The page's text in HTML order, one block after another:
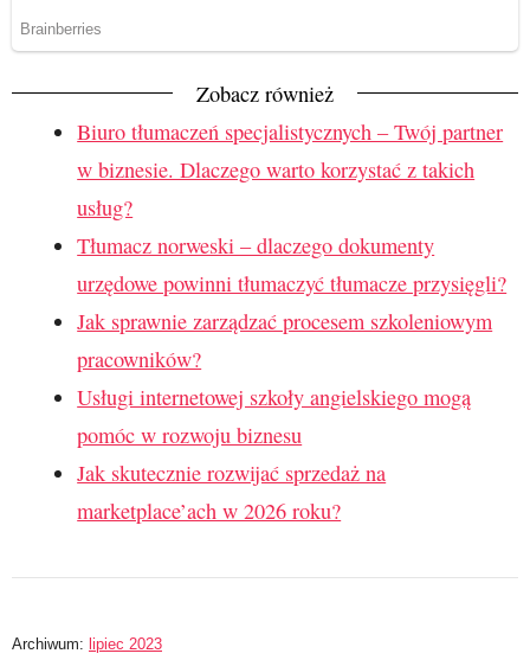
Zobacz również
Biuro tłumaczeń specjalistycznych – Twój partner
w biznesie. Dlaczego warto korzystać z takich
usług?
Tłumacz norweski – dlaczego dokumenty
urzędowe powinni tłumaczyć tłumacze przysięgli?
Jak sprawnie zarządzać procesem szkoleniowym
pracowników?
Usługi internetowej szkoły angielskiego mogą
pomóc w rozwoju biznesu
Jak skutecznie rozwijać sprzedaż na
marketplace’ach w 2026 roku?
Archiwum: lipiec 2023